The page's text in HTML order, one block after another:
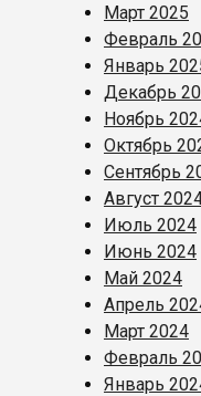
Март 2025
Февраль
Январь
Декабрь
Ноябрь
Октябрь
Сентябрь
Август
Июль 2024
Июнь 2024
Май 2024
Апрель
Март 2024
Февраль
Январь